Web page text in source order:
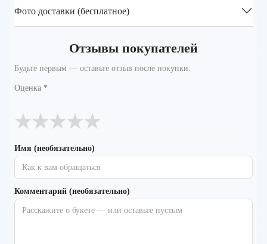
Фото доставки (бесплатное)
Отзывы покупателей
Будьте первым — оставьте отзыв после покупки.
Оценка *
★
★
★
★
★
Имя (необязательно)
Комментарий (необязательно)